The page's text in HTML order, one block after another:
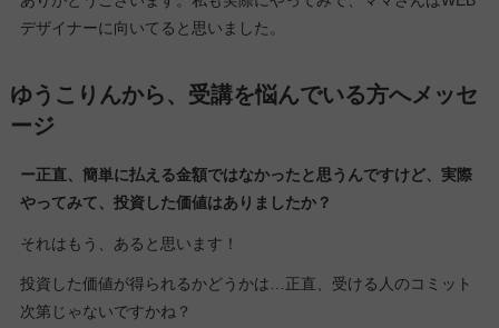
デザイナーに向いてると思いました。
ゆうこりんから、受講を悩んでいる方へメッセ
ージ
ー正直、簡単に払える金額ではなかったと思うんですけど、実際
やってみて、投資した価値はありましたか？
それはもう、あると思います！
投資した価値が得られるかどうかは…正直、受ける人のコミット
次第じゃないですかね？